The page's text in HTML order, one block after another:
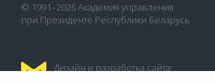
© 1991–2026 Академия управления
при Президенте Республики Беларусь
Дизайн и разработка сайта: